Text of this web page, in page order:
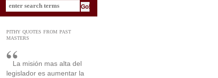
PITHY QUOTES FROM PAST
MASTERS
La misión mas alta del
legislador es aumentar la